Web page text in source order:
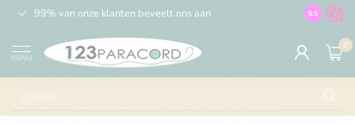
99% van onze klanten beveelt ons aan 100% de
9.5
MENU
0